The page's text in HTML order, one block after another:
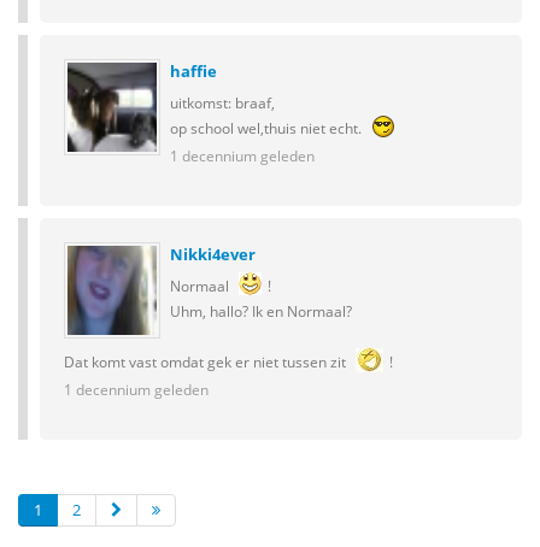
haffie
uitkomst: braaf,
op school wel,thuis niet echt.
1 decennium geleden
Nikki4ever
Normaal
!
Uhm, hallo? Ik en Normaal?
Dat komt vast omdat gek er niet tussen zit
!
1 decennium geleden
1 2